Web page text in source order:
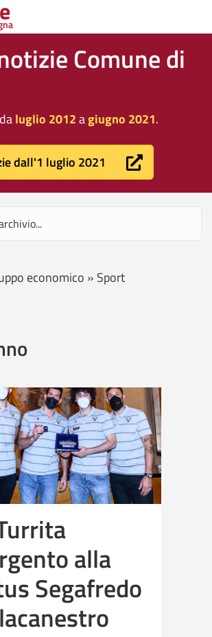
Comune di
luglio 2012agiugno 2021.
dall'1 luglio 2021
economico » Sport
alla
Segafredo